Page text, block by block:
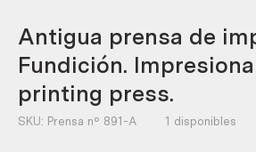
Antigua prensa de
Fundición.
printing press.
SKU: Prensa nº 891-A 1 disponibles